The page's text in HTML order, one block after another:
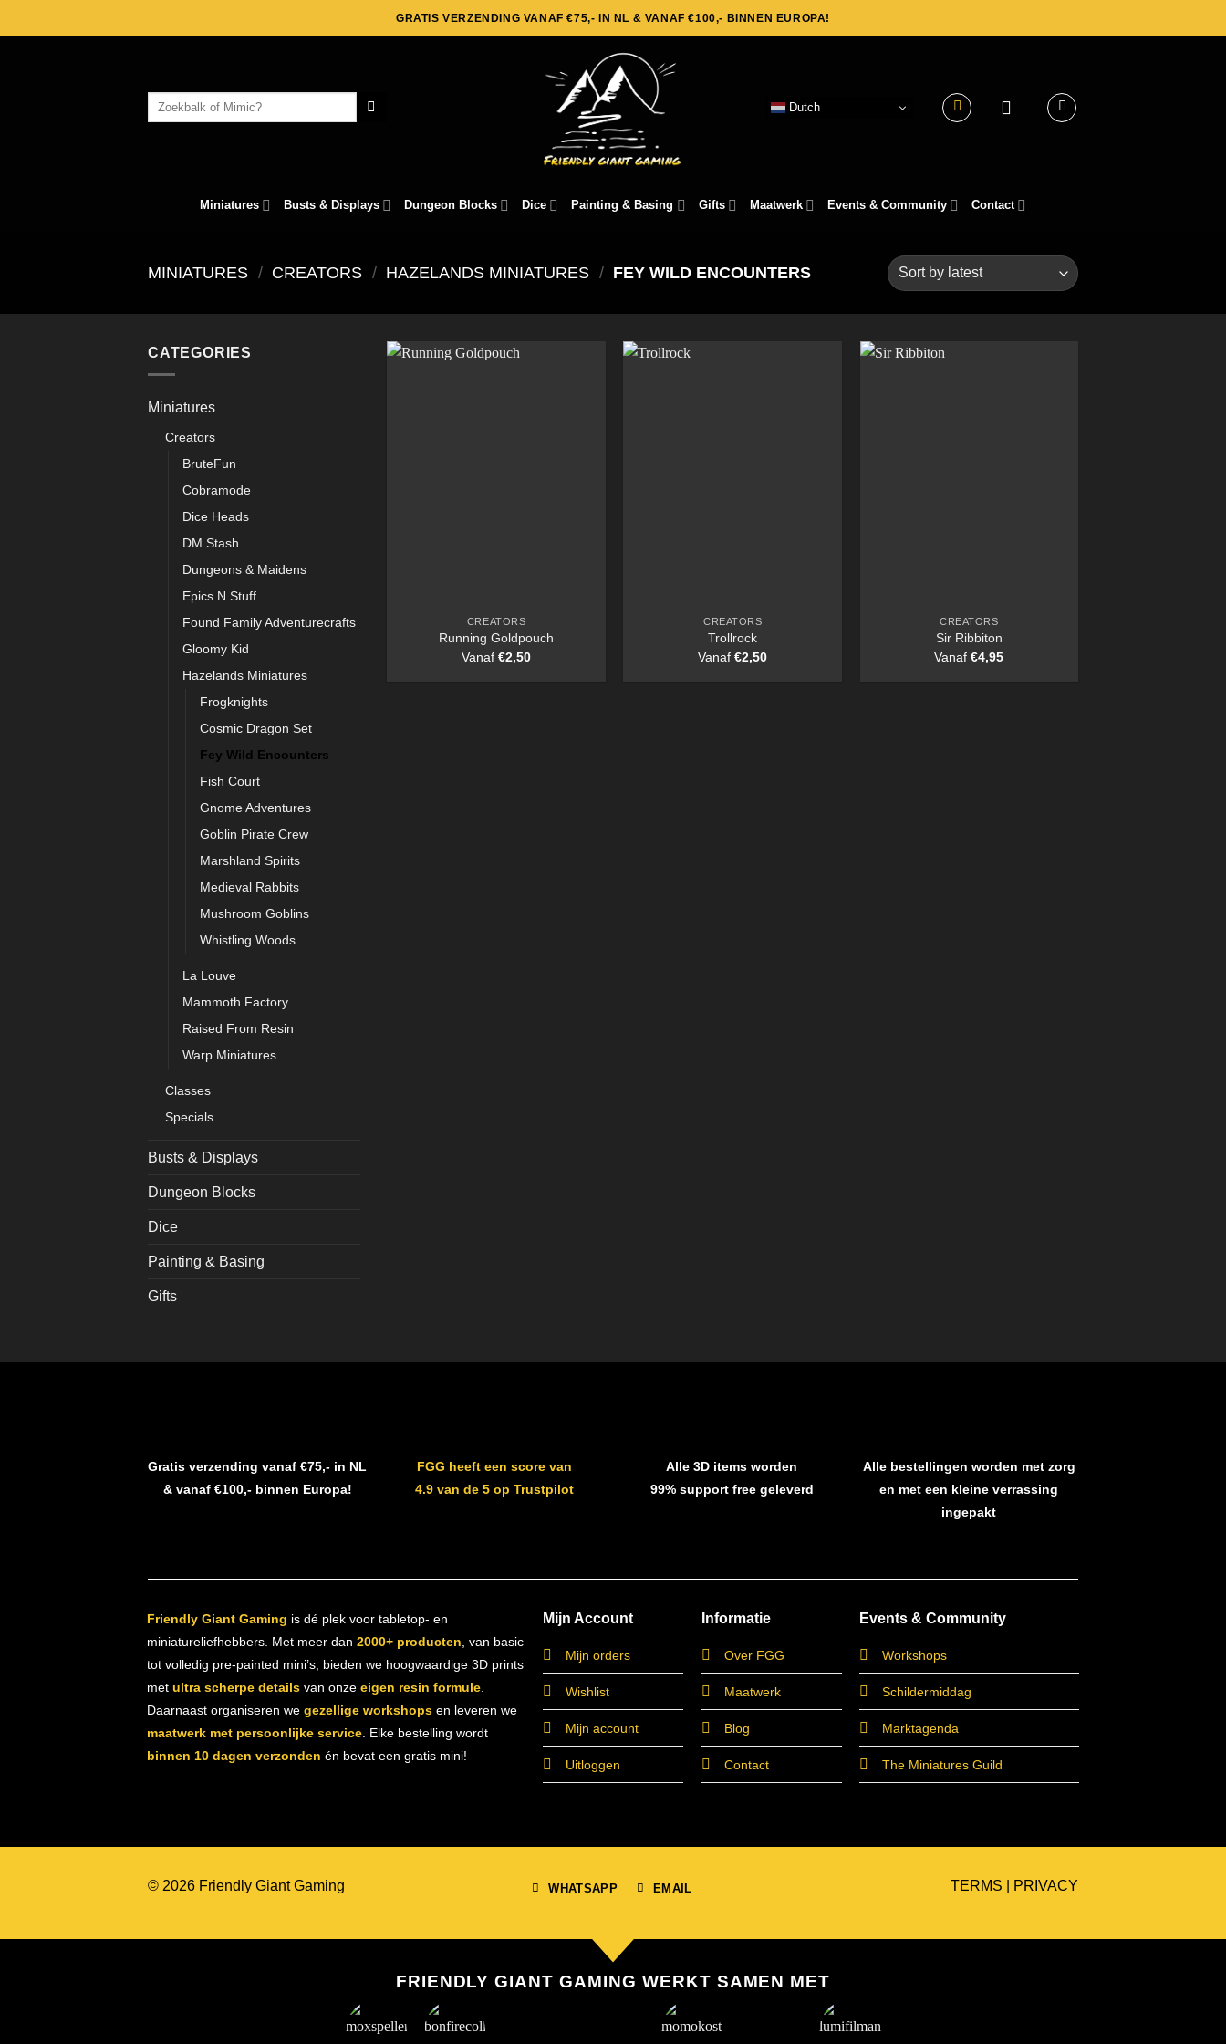
to
GRATIS VERZENDING VANAF €75,- IN NL & VANAF €100,- BINNEN EUROPA!
Search
Dutch
Miniatures Busts & Displays Dungeon Blocks Dice Painting & Basing Gifts Maatwerk Events & Community Contact
MINIATURES / CREATORS / HAZELANDS MINIATURES / FEY WILD ENCOUNTERS
CATEGORIES
Miniatures
Creators
BruteFun
Cobramode
Dice Heads
DM Stash
Dungeons & Maidens
Epics N Stuff
Found Family Adventurecrafts
Gloomy Kid
Hazelands Miniatures
Frogknights
Cosmic Dragon Set
Fey Wild Encounters
Fish Court
Gnome Adventures
Goblin Pirate Crew
Marshland Spirits
Medieval Rabbits
Mushroom Goblins
Whistling Woods
La Louve
Mammoth Factory
Raised From Resin
Warp Miniatures
Classes
Specials
Busts & Displays
Dungeon Blocks
Dice
Painting & Basing
Gifts
CREATORS
Running Goldpouch
Vanaf€2,50
CREATORS
Trollrock
Vanaf€2,50
CREATORS
Sir Ribbiton
Vanaf€4,95
Gratis verzending vanaf €75,- in NL
& vanaf €100,- binnen Europa!
FGG heeft een score van
4.9 van de 5 op Trustpilot
Alle 3D items worden
99% support free geleverd
Alle bestellingen worden met zorg
en met een kleine verrassing
ingepakt
Friendly Giant Gaming is dé plek voor tabletop- en
miniatureliefhebbers. Met meer dan 2000+ producten , van basic
tot volledig pre-painted mini’s, bieden we hoogwaardige 3D prints
met ultra scherpe detailsvan onze eigen resin formule.
Daarnaast organiseren we gezellige workshopsen leveren we
maatwerk met persoonlijke service. Elke bestelling wordt
binnen 10 dagen verzonden én bevat een gratis mini!
Mijn Account
Mijn orders
Wishlist
Mijn account
Uitloggen
Informatie
Over FGG
Maatwerk
Blog
Contact
Events & Community
Workshops
Schildermiddag
Marktagenda
The Miniatures Guild
© 2026 Friendly Giant Gaming WHATSAPP EMAIL TERMS PRIVACY
FRIENDLY GIANT GAMING WERKT SAMEN MET